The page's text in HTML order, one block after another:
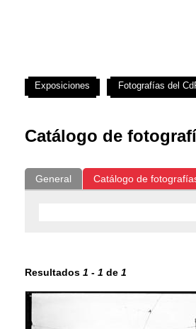
Catálogo de
General Catálogo de
Resultados 1 - 1 de 1
Exposiciones Fotografías del